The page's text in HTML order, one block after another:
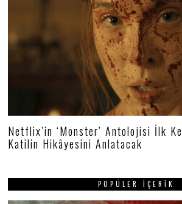
Netflix’in ‘Monster’ Antolojisi İlk
Katilin Hikâyesini Anlatacak
POPÜLER İÇERIK